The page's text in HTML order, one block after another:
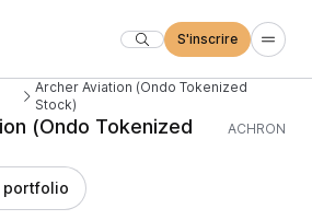
S'inscrire
Archer Aviation (Ondo Tokenized
Stock)
(Ondo Tokenized
ACHRON
portfolio